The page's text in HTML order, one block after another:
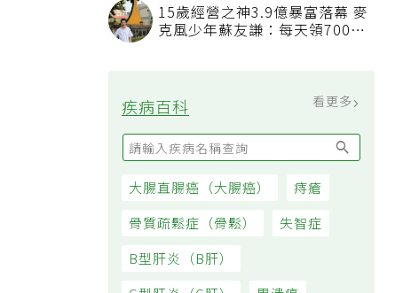
15歲經營之神3.9億暴富落幕 麥
克風少年蘇友謙：每天領700元
疾病百科 看更多
大腸直腸癌（大腸癌）
痔瘡
骨質疏鬆症（骨鬆）
失智症
B型肝炎（B肝）